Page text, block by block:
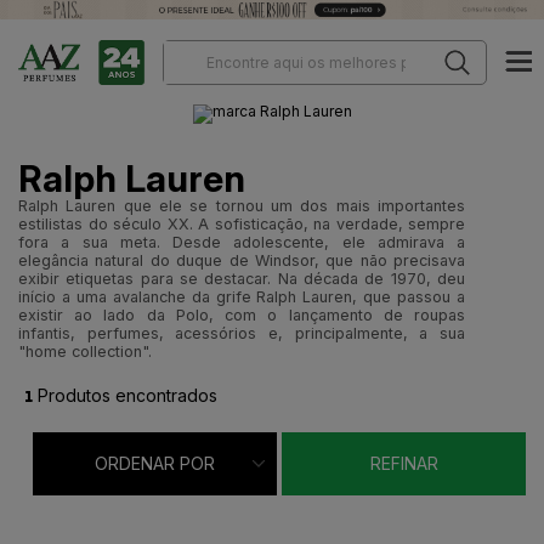
Ralph Lauren
Ralph Lauren que ele se tornou um dos mais importantes
estilistas do século XX. A sofisticação, na verdade, sempre
fora a sua meta. Desde adolescente, ele admirava a
elegância natural do duque de Windsor, que não precisava
exibir etiquetas para se destacar. Na década de 1970, deu
início a uma avalanche da grife Ralph Lauren, que passou a
existir ao lado da Polo, com o lançamento de roupas
infantis, perfumes, acessórios e, principalmente, a sua
"home collection".
1 Produtos encontrados
ORDENAR POR REFINAR